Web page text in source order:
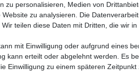
zu personalisieren, Medien von
zu analysieren. Die
teilen diese Daten mit Dritten, die wir
mit Einwilligung oder aufgrund eines
kann erteilt oder abgelehnt werden. Es
Einwilligung zu einem späteren